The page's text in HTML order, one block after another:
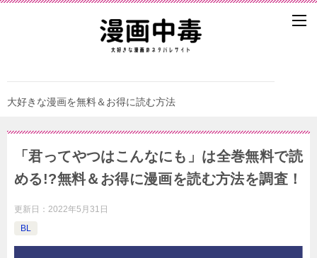
大好きな漫画を無料＆お得に読む方法
「君ってやつはこんなにも」は全巻無料で読
める!?無料＆お得に漫画を読む⽅法を調査！
更新日： 2022年5月31日
BL